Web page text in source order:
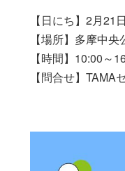
【日にち】2月21
【場所】多摩中
【時間】10:00～
【問合せ】